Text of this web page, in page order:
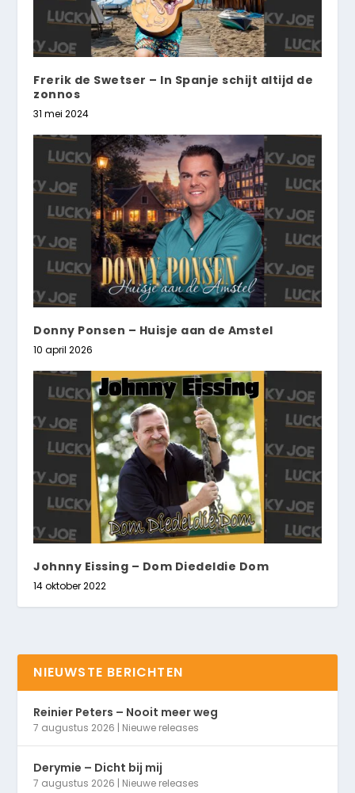
Frerik de Swetser – In Spanje schijt altijd de
zonnos
31 mei 2024
Donny Ponsen – Huisje aan de Amstel
10 april 2026
Johnny Eissing – Dom Diedeldie Dom
14 oktober 2022
NIEUWSTE BERICHTEN
Reinier Peters – Nooit meer weg
7 augustus 2026 | Nieuwe releases
Derymie – Dicht bij mij
7 augustus 2026 | Nieuwe releases